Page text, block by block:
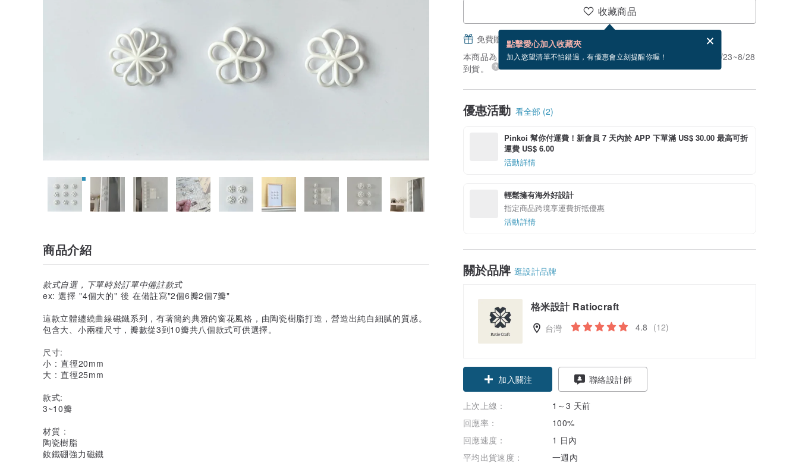
收藏商品
點擊愛心加入收藏夾
加入慾望清單不怕錯過，有優惠會立刻提醒你喔！
免費贈送電子賀卡，結帳完成後填寫
本商品為「接單訂製」。付款後需 7 個工作天製作。現在下單預估 8/23~8/28
到貨。
優惠活動 看全部 (2)
Pinkoi 幫你付運費！新會員 7 天內於 APP 下單滿 US$ 30.00 最高可折
運費 US$ 6.00
活動詳情
輕鬆擁有海外好設計
指定商品跨境享運費折抵優惠
活動詳情
關於品牌 逛設計品牌
格米設計 Ratiocraft
台灣 4.8 (12)
加入關注 聯絡設計師
上次上線：
1～3 天前
回應率：
100%
回應速度：
1 日內
平均出貨速度：
一週內
商品介紹
款式自選，下單時於訂單中備註款式
ex: 選擇 "4個大的" 後 在備註寫"2個6瓣2個7瓣"
這款立體纏繞曲線磁鐵系列，有著簡約典雅的窗花風格，由陶瓷樹脂打造，營造出純白細膩的質感。
包含大、小兩種尺寸，瓣數從3到10瓣共八個款式可供選擇。
尺寸:
小 : 直徑20mm
大 : 直徑25mm
款式:
3~10瓣
材質 :
陶瓷樹脂
釹鐵硼強力磁鐵